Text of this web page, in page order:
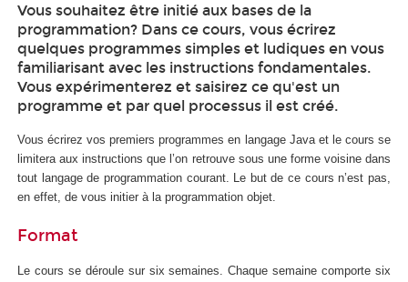
Vous souhaitez être initié aux bases de la
programmation? Dans ce cours, vous écrirez
quelques programmes simples et ludiques en vous
familiarisant avec les instructions fondamentales.
Vous expérimenterez et saisirez ce qu'est un
programme et par quel processus il est créé.
Vous écrirez vos premiers programmes en langage Java et le cours se
limitera aux instructions que l’on retrouve sous une forme voisine dans
tout langage de programmation courant. Le but de ce cours n’est pas,
en effet, de vous initier à la programmation objet.
Format
Le cours se déroule sur six semaines. Chaque semaine comporte six